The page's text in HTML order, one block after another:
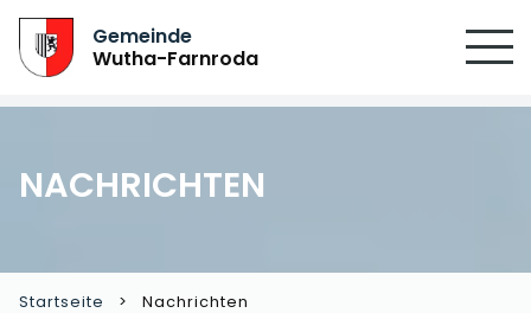
Gemeinde
Wutha-Farnroda
NACHRICHTEN
Startseite Nachrichten